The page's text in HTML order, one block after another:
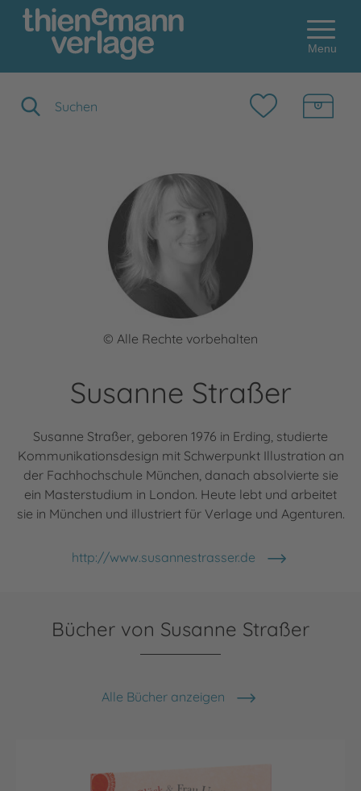
Menu
© Alle Rechte vorbehalten
Susanne Straßer
Susanne Straßer, geboren 1976 in Erding, studierte
Kommunikationsdesign mit Schwerpunkt Illustration an
der Fachhochschule München, danach absolvierte sie
ein Masterstudium in London. Heute lebt und arbeitet
sie in München und illustriert für Verlage und Agenturen.
http://www.susannestrasser.de
Bücher von Susanne Straßer
Alle Bücher anzeigen